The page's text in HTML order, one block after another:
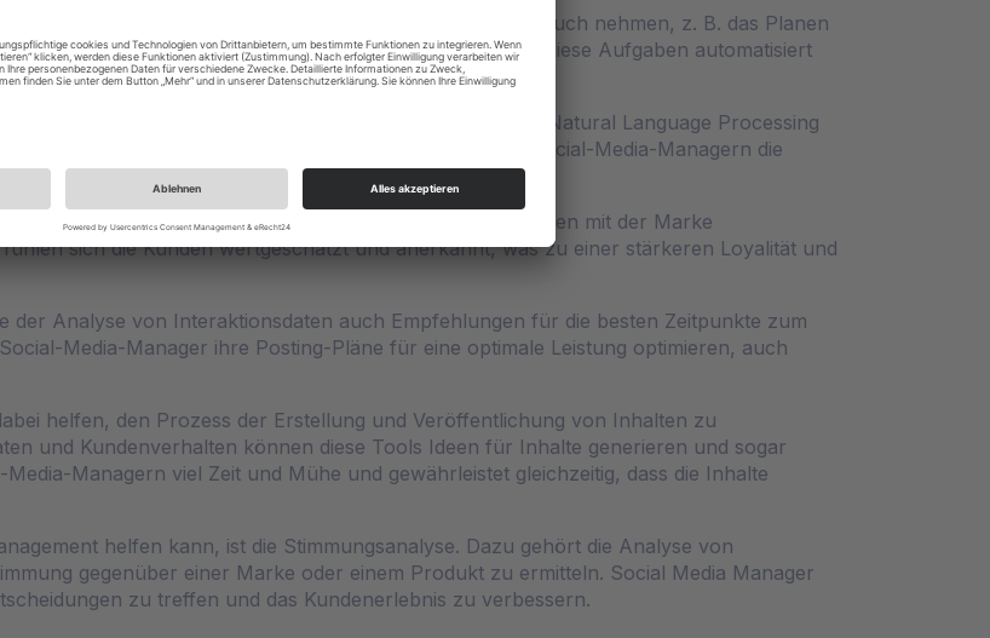
Aufgaben, die einen beträchtlichen Teil ihrer Zeit in Anspruch nehmen, z. B. das Planen
Verfolgen des Engagements. Mit Hilfe von KI können diese Aufgaben automatisiert
wichtigere Aufgaben konzentrieren können.
Nachrichten in sozialen Medien helfen. Sie verwenden Natural Language Processing
angemessene Antworten zu geben. Dies erspart den Social-Media-Managern die
dass die Kunden Antworten in Echtzeit erhalten.
Kunden auf der Grundlage ihrer früheren Interaktionen mit der Marke
sich die Kunden wertgeschätzt und anerkannt, was zu einer stärkeren Loyalität und
der Analyse von Interaktionsdaten auch Empfehlungen für die besten Zeitpunkte zum
Media-Manager ihre Posting-Pläne für eine optimale Leistung optimieren, auch
helfen, den Prozess der Erstellung und Veröffentlichung von Inhalten zu
und Kundenverhalten können diese Tools Ideen für Inhalte generieren und sogar
Managern viel Zeit und Mühe und gewährleistet gleichzeitig, dass die Inhalte
helfen kann, ist die Stimmungsanalyse. Dazu gehört die Analyse von
gegenüber einer Marke oder einem Produkt zu ermitteln. Social Media Manager
zu treffen und das Kundenerlebnis zu verbessern.